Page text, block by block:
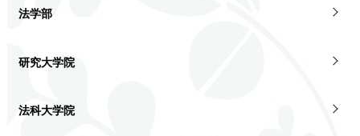
法学部
研究大学院
法科大学院